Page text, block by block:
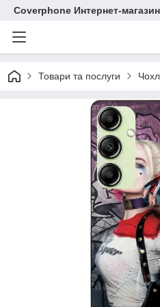
Coverphone Интернет-
Товари та послуги